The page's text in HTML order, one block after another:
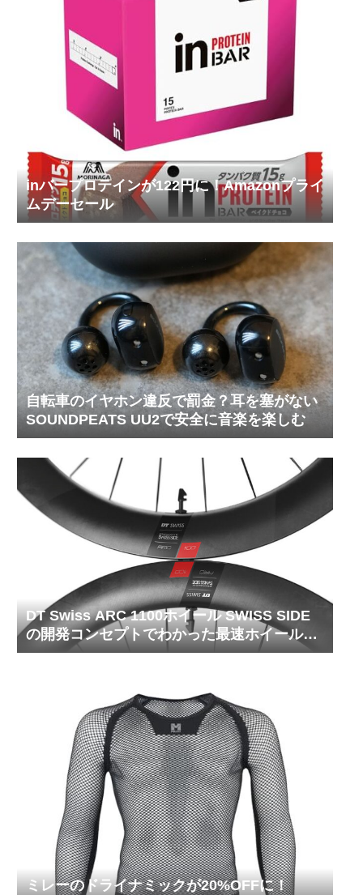
inバープロテインが122円に！Amazonプライ
ムデーセール
自転車のイヤホン違反で罰金？耳を塞がない
SOUNDPEATS UU2で安全に音楽を楽しむ
DT Swiss ARC 1100ホイール SWISS SIDE
の開発コンセプトでわかった最速ホイールの
秘密【前編】
ミレーのドライナミックが20%OFFに！